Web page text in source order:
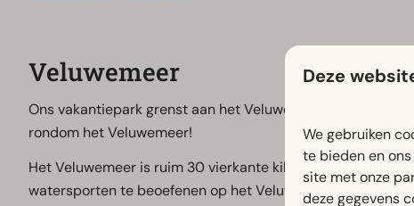
Veluwemeer
Ons vakantiepark grenst aan het Veluwemeer. Hier is het
rondom het Veluwemeer!
Het Veluwemeer is ruim 30 vierkante kilometer groot en is
watersporten te beoefenen op het Veluwemeer, zoals
Deze
We gebruiken
te bieden en
site met onze
deze gegevens